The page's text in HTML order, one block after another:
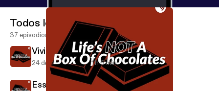
Todos los episodios
37 episodios
Vivienne Dahms world traveler
24 de jun de 2020 1 h 6 min
Essential worker chat